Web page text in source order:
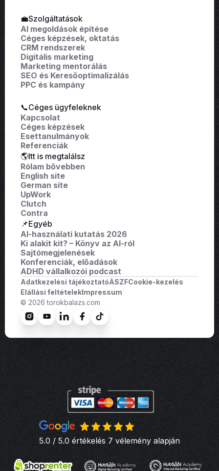
💼Szolgáltatások
AI megoldások építése
Céges képzések, oktatás
CRM rendszerek
Digitális marketing
Marketing mentorálás
SEO és Keresőoptimalizálás
PPC és kampány
📞Céges ügyfeleknek
Kapcsolat
Céges képzések
Esettanulmányok
Referenciák
🌎Itt is megtalálsz
Rólam bővebben
English site
German site
UpWork
Clutch
Contra
📌Egyéb
AI-használati kutatás 2026
Ki alakit kit? – Könyv az AI-ról
Sajtómegjelenések
Konferenciák, előadások
ADHD vállalkozói podcast
Adatkezelési tájékoztatóÁSZFCookie-kezelés
Elállási feltételekImpressum
© 2026 torokbalazs.com
5.0 / 5.0 értékelés 7 vélemény alapján